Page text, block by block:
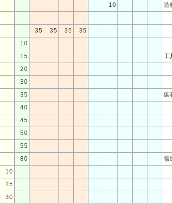
10
造
35 35 35
35
10
15
工
20
30
35
鉱
40
45
50
55
80
雪
10
25
30